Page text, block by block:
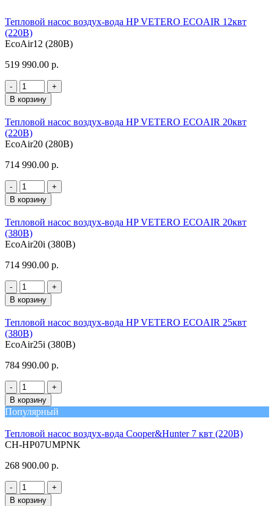
Тепловой насос воздух-вода HP VETERO ECOAIR 12квт
(220В)
EcoAir12 (280В)
519 990.00 р.
-
+
В корзину
Тепловой насос воздух-вода HP VETERO ECOAIR 20квт
(220В)
EcoAir20 (280В)
714 990.00 р.
-
+
В корзину
Тепловой насос воздух-вода HP VETERO ECOAIR 20квт
(380В)
EcoAir20i (380В)
714 990.00 р.
-
+
В корзину
Тепловой насос воздух-вода HP VETERO ECOAIR 25квт
(380В)
EcoAir25i (380В)
784 990.00 р.
-
+
В корзину
Популярный
Тепловой насос воздух-вода Cooper&Hunter 7 квт (220В)
CH-HP07UMPNK
268 900.00 р.
-
+
В корзину